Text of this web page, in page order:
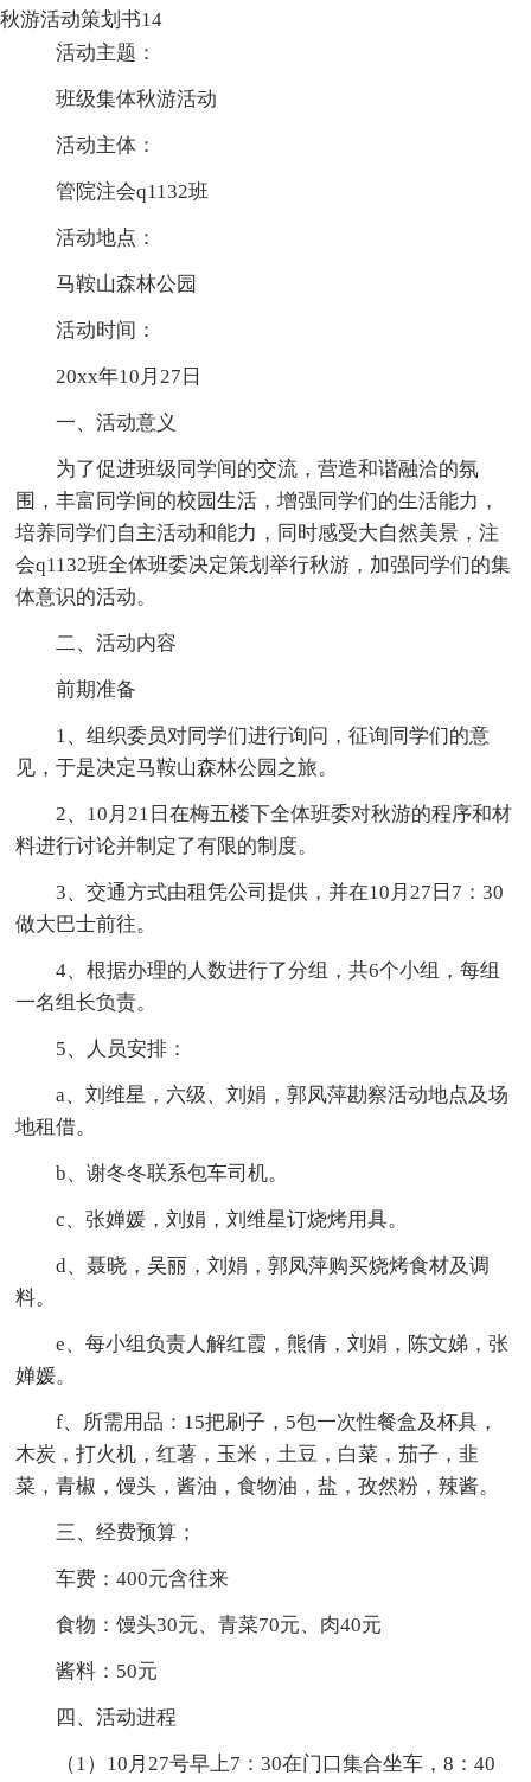
秋游活动策划书14
活动主题：
班级集体秋游活动
活动主体：
管院注会q1132班
活动地点：
马鞍山森林公园
活动时间：
20xx年10月27日
一、活动意义
为了促进班级同学间的交流，营造和谐融洽的氛
围，丰富同学间的校园生活，增强同学们的生活能力，
培养同学们自主活动和能力，同时感受大自然美景，注
会q1132班全体班委决定策划举行秋游，加强同学们的集
体意识的活动。
二、活动内容
前期准备
1、组织委员对同学们进行询问，征询同学们的意
见，于是决定马鞍山森林公园之旅。
2、10月21日在梅五楼下全体班委对秋游的程序和材
料进行讨论并制定了有限的制度。
3、交通方式由租凭公司提供，并在10月27日7：30
做大巴士前往。
4、根据办理的人数进行了分组，共6个小组，每组
一名组长负责。
5、人员安排：
a、刘维星，六级、刘娟，郭凤萍勘察活动地点及场
地租借。
b、谢冬冬联系包车司机。
c、张婵媛，刘娟，刘维星订烧烤用具。
d、聂晓，吴丽，刘娟，郭凤萍购买烧烤食材及调
料。
e、每小组负责人解红霞，熊倩，刘娟，陈文娣，张
婵媛。
f、所需用品：15把刷子，5包一次性餐盒及杯具，
木炭，打火机，红薯，玉米，土豆，白菜，茄子，韭
菜，青椒，馒头，酱油，食物油，盐，孜然粉，辣酱。
三、经费预算；
车费：400元含往来
食物：馒头30元、青菜70元、肉40元
酱料：50元
四、活动进程
（1）10月27号早上7：30在门口集合坐车，8：40